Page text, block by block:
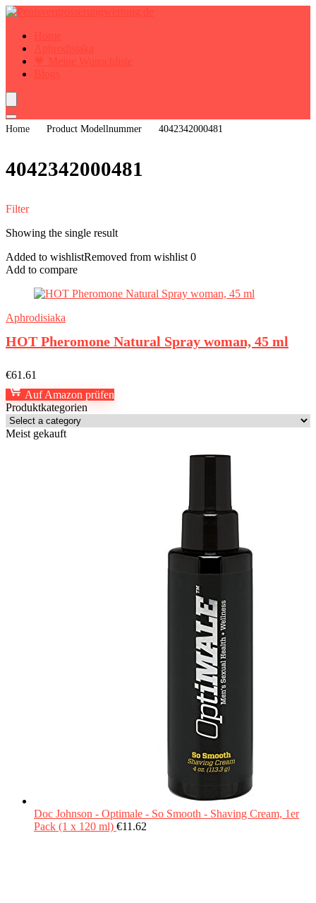
Home Product Modellnummer ‎4042342000481
‎4042342000481
Filter
Showing the single result
Added to wishlistRemoved from wishlist 0
Add to compare
Aphrodisiaka
HOT Pheromone Natural Spray woman, 45 ml
€61.61
Auf Amazon prüfen
Produktkategorien
Meist gekauft
Doc Johnson - Optimale - So Smooth - Shaving Cream, 1er
Pack (1 x 120 ml) €11.62